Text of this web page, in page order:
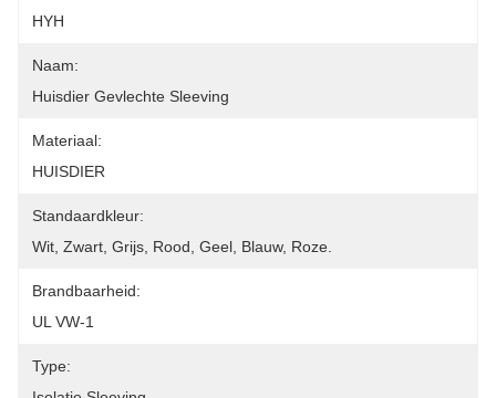
HYH
Naam:
Huisdier Gevlechte Sleeving
Materiaal:
HUISDIER
Standaardkleur:
Wit, Zwart, Grijs, Rood, Geel, Blauw, Roze.
Brandbaarheid:
UL VW-1
Type: